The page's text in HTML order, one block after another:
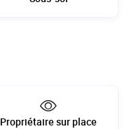
Propriétaire sur place